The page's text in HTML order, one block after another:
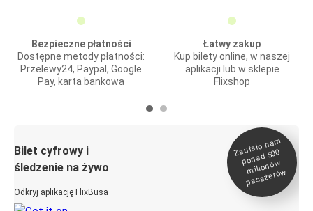
Bezpieczne płatności
Dostępne metody płatności:
Przelewy24, Paypal, Google
Pay, karta bankowa
Łatwy zakup
Kup bilety online, w naszej
aplikacji lub w sklepie
Flixshop
Bilet cyfrowy i
śledzenie na żywo
Odkryj aplikację FlixBusa
Zaufało na
m
ponad 500
milionó
w
pasażeró
w